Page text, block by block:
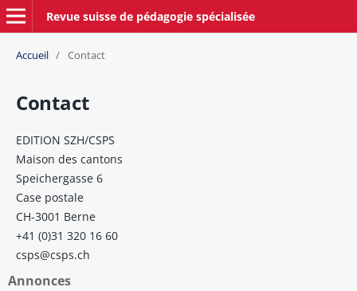
Revue suisse de pédagogie spécialisée
Accueil / Contact
Contact
EDITION SZH/CSPS
Maison des cantons
Speichergasse 6
Case postale
CH-3001 Berne
+41 (0)31 320 16 60
csps@csps.ch
Annonces